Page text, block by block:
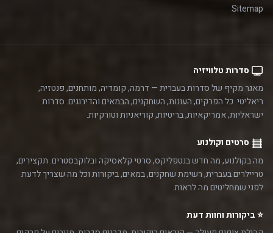
Sitemap
סדרות טלוויזיה
מאגר מקיף של סדרות בעברית — דרמה, קומדיה, מותחנים, פנטזיה,
ריאליטי. כל הפרקים, העונות, השחקנים, הבמאים והדירוגים. סדרות
ישראליות, אמריקאיות, בריטיות, קוריאניות וטורקיות.
סרטים וקולנוע
מה בקולנוע, מה חדש בנטפליקס, סרטי קלאסיקה ובלוקבסטרים. תקצירים,
טריילרים בעברית, רשימת שחקנים, במאים, ביקורות וכל מה שצריך לדעת
לפני שמחליטים מה לראות.
⭐ ביקורות וחוות דעת